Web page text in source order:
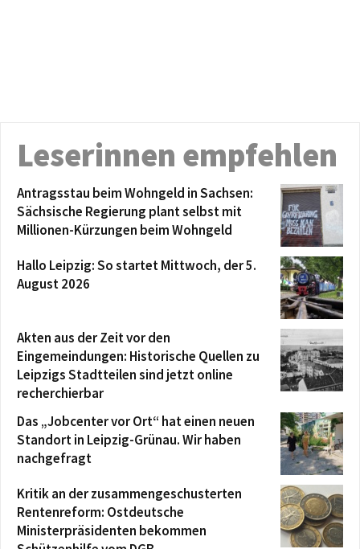
Leserinnen empfehlen
Antragsstau beim Wohngeld in Sachsen:
Sächsische Regierung plant selbst mit
Millionen-Kürzungen beim Wohngeld
Hallo Leipzig: So startet Mittwoch, der 5.
August 2026
Akten aus der Zeit vor den
Eingemeindungen: Historische Quellen zu
Leipzigs Stadtteilen sind jetzt online
recherchierbar
Das „Jobcenter vor Ort“ hat einen neuen
Standort in Leipzig-Grünau. Wir haben
nachgefragt
Kritik an der zusammengeschusterten
Rentenreform: Ostdeutsche
Ministerpräsidenten bekommen